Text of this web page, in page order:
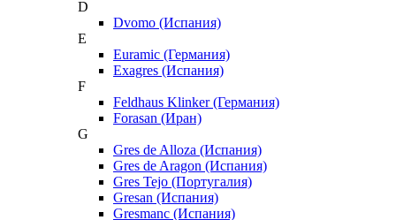
D
Dvomo (Испания)
E
Euramic (Германия)
Exagres (Испания)
F
Feldhaus Klinker (Германия)
Forasan (Иран)
G
Gres de Alloza (Испания)
Gres de Aragon (Испания)
Gres Tejo (Португалия)
Gresan (Испания)
Gresmanc (Испания)